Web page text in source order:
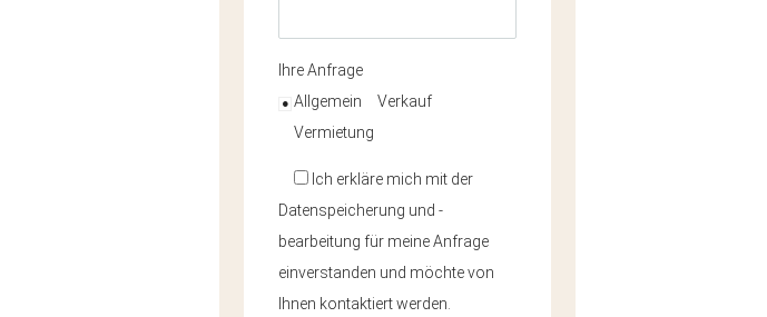
Ihre Anfrage
Allgemein
Verkauf
Vermietung
Ich erkläre mich mit der
Datenspeicherung und -
bearbeitung für meine Anfrage
einverstanden und möchte von
Ihnen kontaktiert werden.